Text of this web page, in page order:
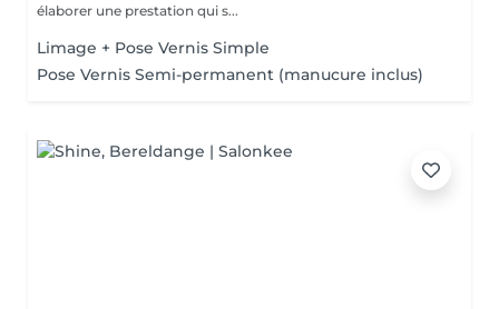
élaborer une prestation qui s...
Limage + Pose Vernis Simple
Pose Vernis Semi-permanent (manucure inclus)